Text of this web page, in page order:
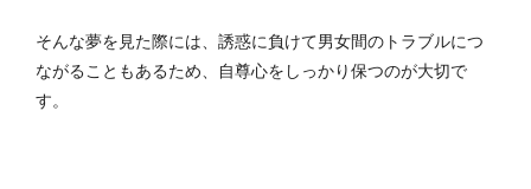
そんな夢を見た際には、誘惑に負けて男女間のトラブルにつ
ながることもあるため、自尊心をしっかり保つのが大切で
す。